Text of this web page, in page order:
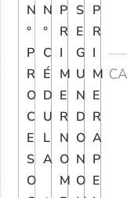
N
°
P
R
O
C
E
S
O
N
°
C
É
D
U
L
A
P
R
I
M
E
R
N
O
M
S
E
G
U
N
D
O
N
O
P
R
I
M
E
R
A
P
E